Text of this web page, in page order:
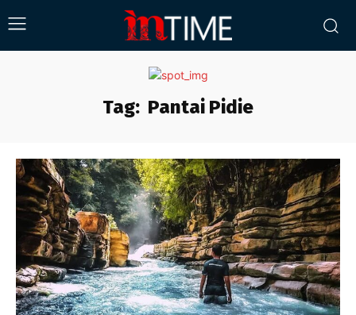
Tag: Pantai Pidie